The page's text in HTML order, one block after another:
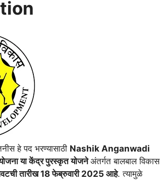
हे पद भरण्यासाठी Nashik Anganwadi
या केंद्र पुरस्कृत योजनेअंतर्गत बालबाल विकास
तारीख 18 फेब्रुवारी 2025 आहे. त्यामुळे